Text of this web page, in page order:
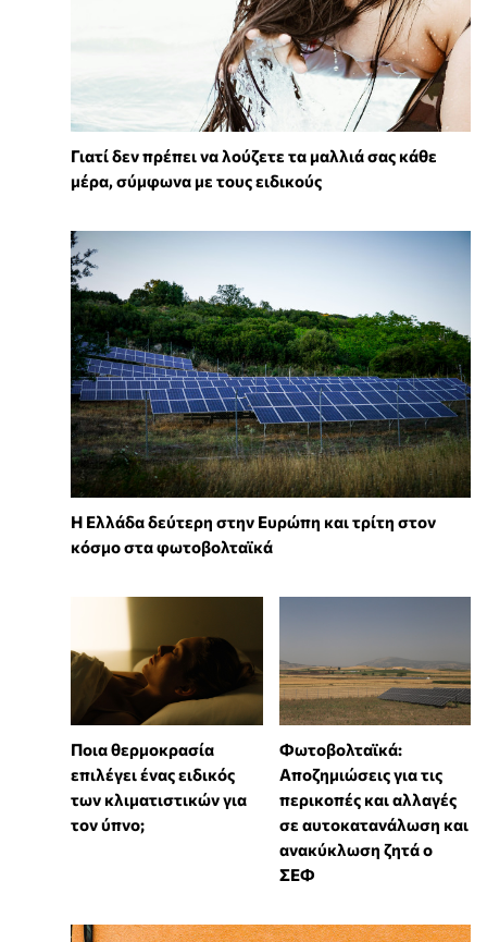
Γιατί δεν πρέπει να λούζετε τα μαλλιά σας κάθε
μέρα, σύμφωνα με τους ειδικούς
Η Ελλάδα δεύτερη στην Ευρώπη και τρίτη στον
κόσμο στα φωτοβολταϊκά
Ποια θερμοκρασία
επιλέγει ένας ειδικός
των κλιματιστικών για
τον ύπνο;
Φωτοβολταϊκά:
Αποζημιώσεις για τις
περικοπές και αλλαγές
σε αυτοκατανάλωση και
ανακύκλωση ζητά ο
ΣΕΦ